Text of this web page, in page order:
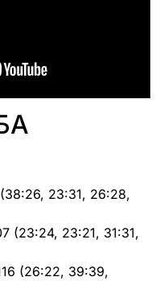
(38:26, 23:31, 26:28,
(23:24, 23:21, 31:31,
(26:22, 39:39,